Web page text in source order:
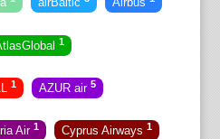
1
1 AZUR air 5
Air 1 Cyprus Airways 1